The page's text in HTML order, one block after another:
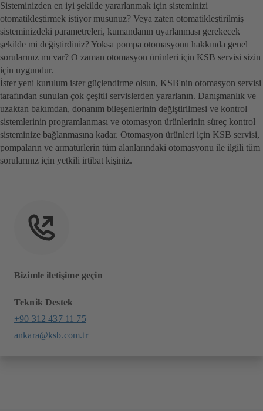
Sisteminizden en iyi şekilde yararlanmak için sisteminizi
otomatikleştirmek istiyor musunuz? Veya zaten otomatikleştirilmiş
sisteminizdeki parametreleri, kumandanın uyarlanması gerekecek
şekilde mi değiştirdiniz? Yoksa pompa otomasyonu hakkında genel
sorularınız mı var? O zaman otomasyon ürünleri için KSB servisi sizin
için uygundur.
İster yeni kurulum ister güçlendirme olsun, KSB'nin otomasyon servisi
tarafından sunulan çok çeşitli servislerden yararlanın. Danışmanlık ve
uzaktan bakımdan, donanım bileşenlerinin değiştirilmesi ve kontrol
sistemlerinin programlanması ve otomasyon ürünlerinin süreç kontrol
sisteminize bağlanmasına kadar. Otomasyon ürünleri için KSB servisi,
pompaların ve armatürlerin tüm alanlarındaki otomasyonu ile ilgili tüm
sorularınız için yetkili irtibat kişiniz.
Bizimle iletişime geçin
Teknik Destek
+90 312 437 11 75
ankara@ksb.com.tr